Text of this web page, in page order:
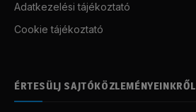
Adatkezelési tájékoztató
Cookie tájékoztató
ÉRTESÜLJ SAJTÓKÖZLEMÉNYEINKRŐL